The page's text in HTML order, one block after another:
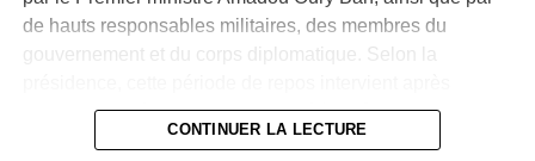
de hauts responsables militaires, des membres du
gouvernement et du corps diplomatique. Selon la
plusieurs années d’intense activité à la tête du pays et
précède la poursuite des réformes engagées.
CONTINUER LA LECTURE